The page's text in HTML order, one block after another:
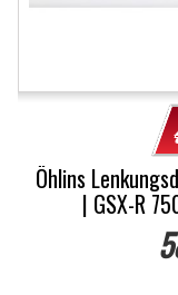
Öhlins
| GSX-R